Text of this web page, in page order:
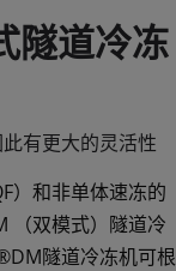
隧道冷冻
有更大的灵活性
）和非单体速冻的
（双模式）隧道冷
隧道冷冻机可根